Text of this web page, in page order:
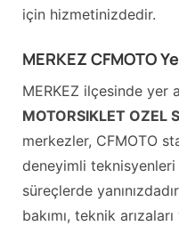
için hizmetinizdedir.
MERKEZ CFMOTO
MERKEZ ilçesinde yer
MOTORSIKLET OZEL
merkezler, CFMOTO
deneyimli teknisyenleri
süreçlerde
bakımı, teknik